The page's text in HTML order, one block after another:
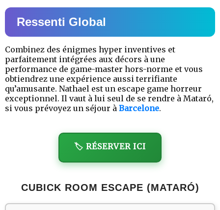
Ressenti Global
Combinez des énigmes hyper inventives et
parfaitement intégrées aux décors à une
performance de game-master hors-norme et vous
obtiendrez une expérience aussi terrifiante
qu’amusante. Nathael est un escape game horreur
exceptionnel. Il vaut à lui seul de se rendre à Mataró,
si vous prévoyez un séjour à Barcelone.
🏷️ RÉSERVER ICI
CUBICK ROOM ESCAPE (MATARÓ)